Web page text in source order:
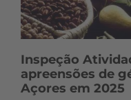
Inspeção
apreensões de
Açores em 2025